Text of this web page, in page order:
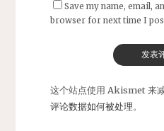
Save my name, email,
browser for next time I
这个站点使用 Akismet 来减
评论数据如何被处理。